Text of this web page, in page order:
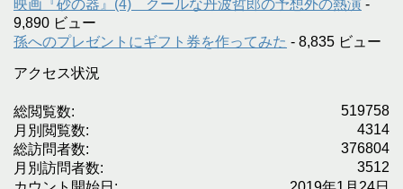
映画『砂の器』(4) クールな丹波哲郎の予想外の熱演 -
9,890 ビュー
孫へのプレゼントにギフト券を作ってみた - 8,835 ビュー
アクセス状況
519758
総閲覧数:
4314
月別閲覧数:
376804
総訪問者数:
3512
月別訪問者数: